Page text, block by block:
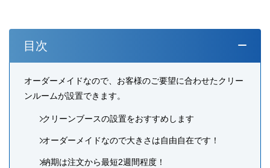
目次
オーダーメイドなので、お客様のご要望に合わせたクリー
ンルームが設置できます。
クリーンブースの設置をおすすめします
オーダーメイドなので大きさは自由自在です！
納期は注文から最短2週間程度！